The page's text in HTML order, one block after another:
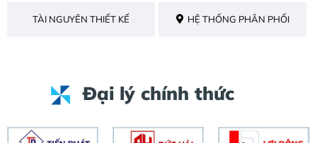
TÀI NGUYÊN THIẾT KẾ HỆ THỐNG PHÂN PHỐI
Đại lý chính thức